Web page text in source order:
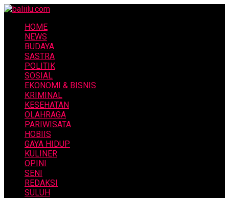
HOME
NEWS
BUDAYA
SASTRA
POLITIK
SOSIAL
EKONOMI & BISNIS
KRIMINAL
KESEHATAN
OLAHRAGA
PARIWISATA
HOBIIS
GAYA HIDUP
KULINER
OPINI
SENI
REDAKSI
SULUH